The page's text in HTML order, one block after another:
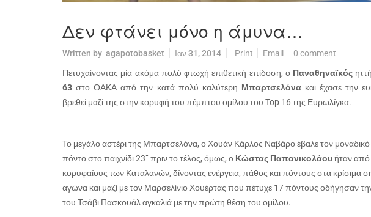
Δεν φτάνει μόνο η άμυνα…
Written by agapotobasket Ιαν 31, 2014 Print Email 0 comment
Πετυχαίνοντας μία ακόμα πολύ φτωχή επιθετική επίδοση, ο Παναθηναϊκός
63 στο ΟΑΚΑ από την κατά πολύ καλύτερη Μπαρτσελόνακαι έχασε την
βρεθεί μαζί της στην κορυφή του πέμπτου ομίλου του Top 16 της Ευρωλίγκα.
Το μεγάλο αστέρι της Μπαρτσελόνα, ο Χουάν Κάρλος Ναβάρο έβαλε τον μοναδικό
πόντο στο παιχνίδι 23’’ πριν το τέλος, όμως, ο Κώστας Παπανικολάουήταν από
κορυφαίους των Καταλανών, δίνοντας ενέργεια, πάθος και πόντους στα κρίσιμα
αγώνα και μαζί με τον Μαρσελίνιο Χουέρτας που πέτυχε 17 πόντους οδήγησαν
του Τσάβι Πασκουάλ αγκαλιά με την πρώτη θέση του ομίλου.